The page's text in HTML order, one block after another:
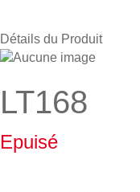
Détails du Produit
LT168
Epuisé